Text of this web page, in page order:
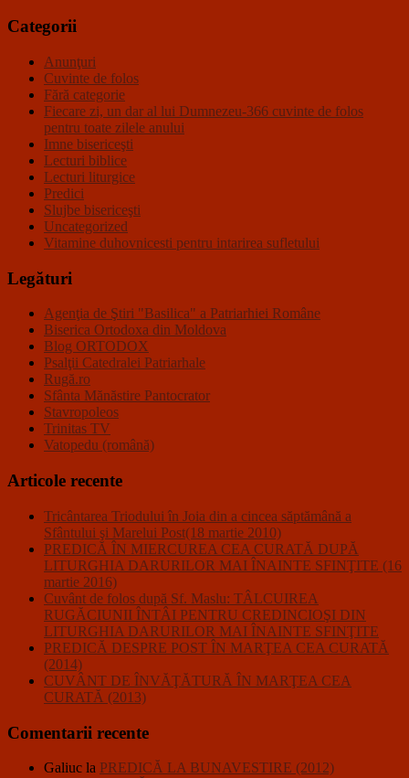
Categorii
Anunţuri
Cuvinte de folos
Fără categorie
Fiecare zi, un dar al lui Dumnezeu-366 cuvinte de folos
pentru toate zilele anului
Imne bisericeşti
Lecturi biblice
Lecturi liturgice
Predici
Slujbe bisericeşti
Uncategorized
Vitamine duhovnicesti pentru intarirea sufletului
Legături
Agenţia de Ştiri "Basilica" a Patriarhiei Române
Biserica Ortodoxa din Moldova
Blog ORTODOX
Psalţii Catedralei Patriarhale
Rugă.ro
Sfânta Mănăstire Pantocrator
Stavropoleos
Trinitas TV
Vatopedu (română)
Articole recente
Tricântarea Triodului în Joia din a cincea săptămână a
Sfântului şi Marelui Post(18 martie 2010)
PREDICĂ ÎN MIERCUREA CEA CURATĂ DUPĂ
LITURGHIA DARURILOR MAI ÎNAINTE SFINŢITE (16
martie 2016)
Cuvânt de folos după Sf. Maslu: TÂLCUIREA
RUGĂCIUNII ÎNTÂI PENTRU CREDINCIOŞI DIN
LITURGHIA DARURILOR MAI ÎNAINTE SFINŢITE
PREDICĂ DESPRE POST ÎN MARŢEA CEA CURATĂ
(2014)
CUVÂNT DE ÎNVĂŢĂTURĂ ÎN MARŢEA CEA
CURATĂ (2013)
Comentarii recente
Galiuc la PREDICĂ LA BUNAVESTIRE (2012)